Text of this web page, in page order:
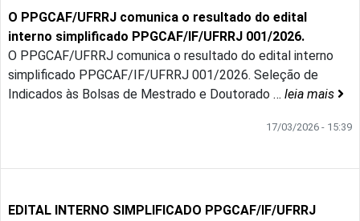
O PPGCAF/UFRRJ comunica o resultado do edital
interno simplificado PPGCAF/IF/UFRRJ 001/2026.
O PPGCAF/UFRRJ comunica o resultado do edital interno
simplificado PPGCAF/IF/UFRRJ 001/2026. Seleção de
Indicados às Bolsas de Mestrado e Doutorado … leia mais
17/03/2026 - 15:39
EDITAL INTERNO SIMPLIFICADO PPGCAF/IF/UFRRJ